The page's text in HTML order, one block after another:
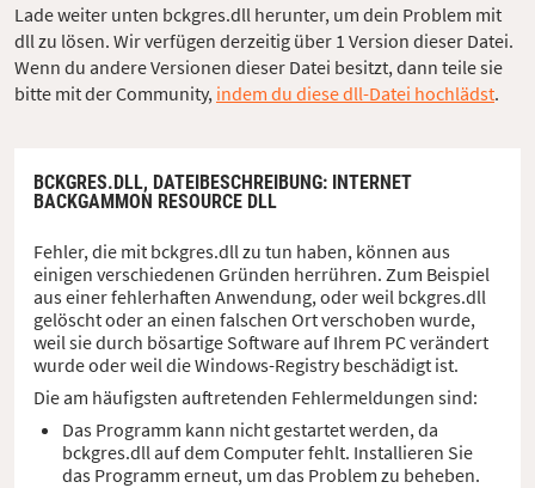
Lade weiter unten bckgres.dll herunter, um dein Problem mit
dll zu lösen. Wir verfügen derzeitig über 1 Version dieser Datei.
Wenn du andere Versionen dieser Datei besitzt, dann teile sie
bitte mit der Community, indem du diese dll-Datei hochlädst.
BCKGRES.DLL, DATEIBESCHREIBUNG: INTERNET
BACKGAMMON RESOURCE DLL
Fehler, die mit bckgres.dll zu tun haben, können aus
einigen verschiedenen Gründen herrühren. Zum Beispiel
aus einer fehlerhaften Anwendung, oder weil bckgres.dll
gelöscht oder an einen falschen Ort verschoben wurde,
weil sie durch bösartige Software auf Ihrem PC verändert
wurde oder weil die Windows-Registry beschädigt ist.
Die am häufigsten auftretenden Fehlermeldungen sind:
Das Programm kann nicht gestartet werden, da
bckgres.dll auf dem Computer fehlt. Installieren Sie
das Programm erneut, um das Problem zu beheben.